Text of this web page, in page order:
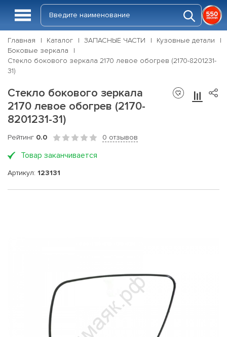
Главная Каталог ЗАПАСНЫЕ ЧАСТИ
Кузовные детали
Боковые зеркала
Стекло бокового зеркала 2170 левое обогрев (2170-8201231-
31)
Стекло бокового зеркала
2170 левое обогрев (2170-
8201231-31)
Рейтинг 0.0 0 отзывов
Товар заканчивается
Артикул: 123131